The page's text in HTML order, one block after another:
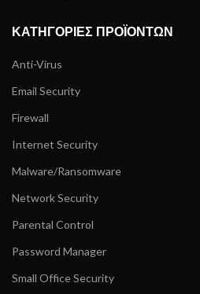
ΚΑΤΗΓΟΡΊΕΣ ΠΡΟΪΌΝΤΩΝ
Anti-Virus
Email Security
Firewall
Internet Security
Malware/Ransomware
Network Security
Parental Control
Password Manager
Small Office Security